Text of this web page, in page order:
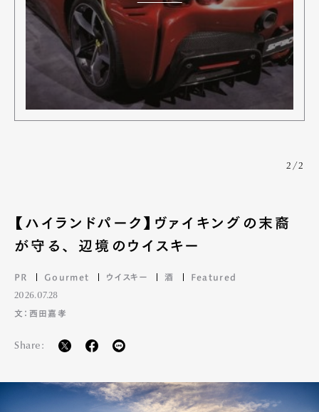
2/2
【ハイランドパーク】ヴァイキングの末裔
が守る、 辺境のウイスキー
PR Gourmet ウイスキー 酒 Featured
2026.07.28
文：西田嘉孝
Share: